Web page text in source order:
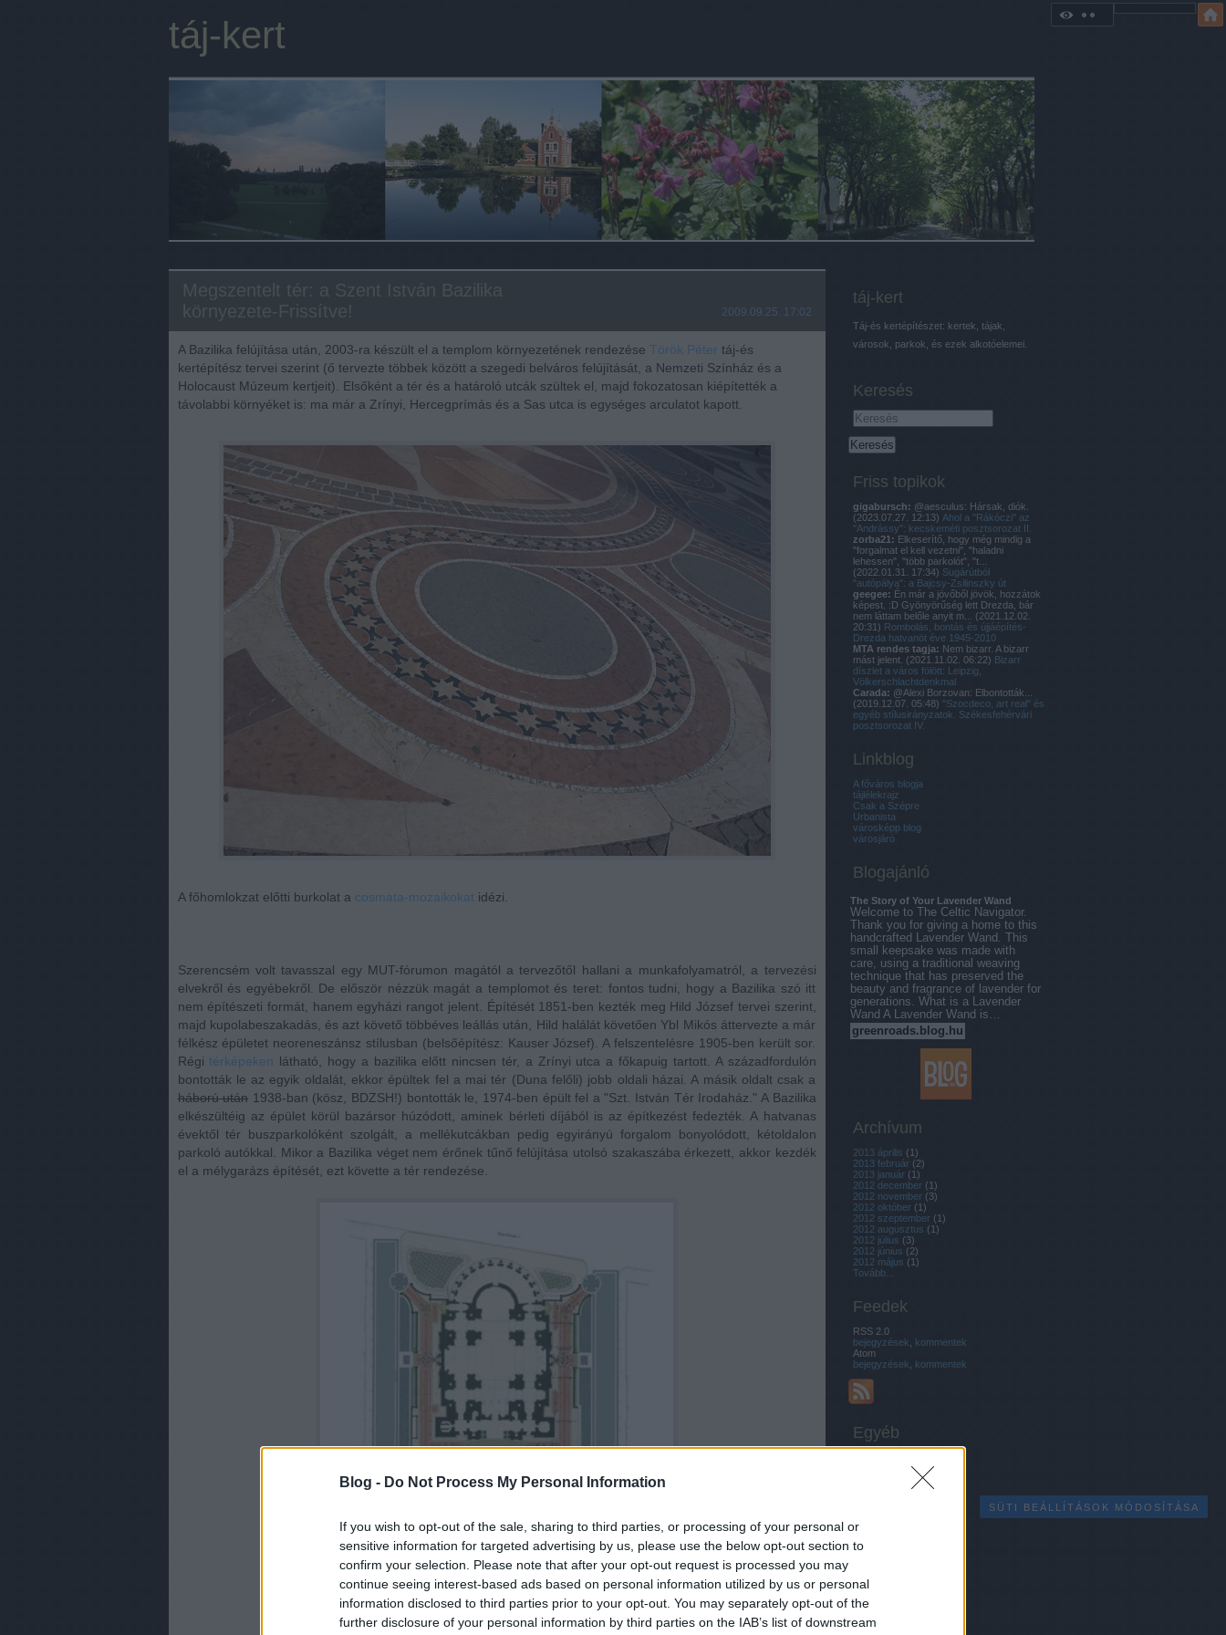
Blog - Do Not Process My Personal Information
If you wish to opt-out of the sale, sharing to third parties, or processing of your personal or
sensitive information for targeted advertising by us, please use the below opt-out section to
confirm your selection. Please note that after your opt-out request is processed you may
continue seeing interest-based ads based on personal information utilized by us or personal
information disclosed to third parties prior to your opt-out. You may separately opt-out of the
further disclosure of your personal information by third parties on the IAB’s list of downstream
táj-kert
táj-kert
Táj-és kertépítészet: kertek, tájak,
városok, parkok, és ezek alkotóelemei.
Keresés
Friss topikok
gigabursch: @aesculus: Hársak, diók.
(2023.07.27. 12:13) Ahol a "Rákóczi" az
"Andrássy": kecskeméti posztsorozat II.
zorba21: Elkeserítő, hogy még mindig a
"forgalmat el kell vezetni", "haladni
lehessen", "több parkolót", "t...
(2022.01.31. 17:34) Sugárútból
"autópálya": a Bajcsy-Zsilinszky út
geegee: Én már a jövőből jövök, hozzátok
képest. :D Gyönyörűség lett Drezda, bár
nem láttam belőle anyit m...
(2021.12.02.
20:31) Rombolás, bontás és újjáépítés-
Drezda hatvanöt éve 1945-2010
MTA rendes tagja: Nem bizarr. A bizarr
mást jelent. (2021.11.02. 06:22) Bizarr
díszlet a város fölött: Leipzig,
Völkerschlachtdenkmal
Carada: @Alexi Borzovan: Elbontották...
(2019.12.07. 05:48) "Szocdeco, art real" és
egyéb stílusirányzatok. Székesfehérvári
posztsorozat IV.
Linkblog
A főváros blogja
tájlélekrajz
Csak a Szépre
Urbanista
városképp blog
városjáró
Blogajánló
The Story of Your Lavender Wand
Welcome to The Celtic Navigator.
Thank you for giving a home to this
handcrafted Lavender Wand. This
small keepsake was made with
care, using a traditional weaving
technique that has preserved the
beauty and fragrance of lavender for
generations. What is a Lavender
Wand A Lavender Wand is…
greenroads.blog.hu
Archívum
2013 április (1)
2013 február (2)
2013 január (1)
2012 december (1)
2012 november (3)
2012 október (1)
2012 szeptember (1)
2012 augusztus (1)
2012 július (3)
2012 június (2)
2012 május (1)
Tovább...
Feedek
RSS 2.0
bejegyzések
kommentek
Atom
bejegyzések
kommentek
Egyéb
Megszentelt tér: a Szent István Bazilika
környezete-Frissítve!
2009.09.25. 17:02
A Bazilika felújítása után, 2003-ra készült el a templom környezetének rendezése Török Péter táj-és
kertépítész tervei szerint (ő tervezte többek között a szegedi belváros felújítását, a Nemzeti Színház és a
Holocaust Múzeum kertjeit). Elsőként a tér és a határoló utcák szültek el, majd fokozatosan kiépítették a
távolabbi környéket is: ma már a Zrínyi, Hercegprímás és a Sas utca is egységes arculatot kapott.
A főhomlokzat előtti burkolat a cosmata-mozaikokat idézi.
Szerencsém volt tavasszal egy MUT-fórumon magától a tervezőtől hallani a munkafolyamatról, a tervezési
elvekről és egyébekről. De először nézzük magát a templomot és teret: fontos tudni, hogy a Bazilika szó itt
nem építészeti formát, hanem egyházi rangot jelent. Építését 1851-ben kezték meg Hild József tervei szerint,
majd kupolabeszakadás, és azt követő többéves leállás után, Hild halálát követően Ybl Mikós áttervezte a már
félkész épületet neoreneszánsz stílusban (belsőépítész: Kauser József). A felszentelésre 1905-ben került sor.
Régitérképeken látható, hogy a bazilika előtt nincsen tér, a Zrínyi utca a főkapuig tartott. A századfordulón
bontották le az egyik oldalát, ekkor épültek fel a mai tér (Duna felőli) jobb oldali házai. A másik oldalt csak a
háború után 1938-ban (kösz, BDZSH!) bontották le, 1974-ben épült fel a "Szt. István Tér Irodaház." A Bazilika
elkészültéig az épület körül bazársor húzódott, aminek bérleti díjából is az építkezést fedezték. A hatvanas
évektől tér buszparkolóként szolgált, a mellékutcákban pedig egyirányú forgalom bonyolódott, kétoldalon
parkoló autókkal. Mikor a Bazilika véget nem érőnek tűnő felújítása utolsó szakaszába érkezett, akkor kezdék
el a mélygarázs építését, ezt követte a tér rendezése.
SÜTI BEÁLLÍTÁSOK MÓDOSÍTÁSA